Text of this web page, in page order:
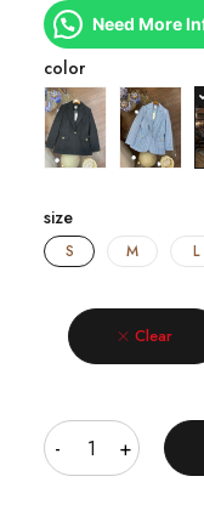
Need More
color
size
S M L
Clear